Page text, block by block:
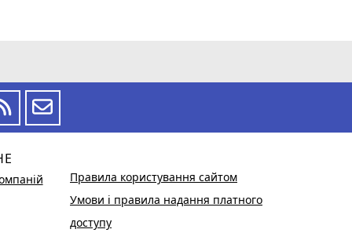
Правила користування сайтом
Умови і правила надання платного
доступу